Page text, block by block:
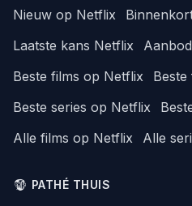
Nieuw op Netflix
Laatste kans Netflix
Beste films op Netflix
Beste
Beste series op Netflix
Alle films op Netflix
Alle
PATHÉ THUIS